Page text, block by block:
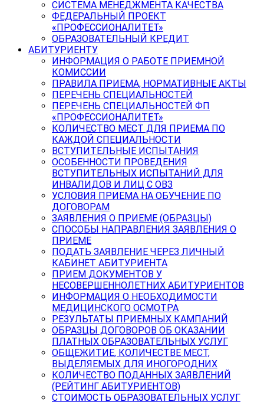
СИСТЕМА МЕНЕДЖМЕНТА КАЧЕСТВА
ФЕДЕРАЛЬНЫЙ ПРОЕКТ
«ПРОФЕССИОНАЛИТЕТ»
ОБРАЗОВАТЕЛЬНЫЙ КРЕДИТ
АБИТУРИЕНТУ
ИНФОРМАЦИЯ О РАБОТЕ ПРИЕМНОЙ
КОМИССИИ
ПРАВИЛА ПРИЕМА, НОРМАТИВНЫЕ АКТЫ
ПЕРЕЧЕНЬ СПЕЦИАЛЬНОСТЕЙ
ПЕРЕЧЕНЬ СПЕЦИАЛЬНОСТЕЙ ФП
«ПРОФЕССИОНАЛИТЕТ»
КОЛИЧЕСТВО МЕСТ ДЛЯ ПРИЕМА ПО
КАЖДОЙ СПЕЦИАЛЬНОСТИ
ВСТУПИТЕЛЬНЫЕ ИСПЫТАНИЯ
ОСОБЕННОСТИ ПРОВЕДЕНИЯ
ВСТУПИТЕЛЬНЫХ ИСПЫТАНИЙ ДЛЯ
ИНВАЛИДОВ И ЛИЦ С ОВЗ
УСЛОВИЯ ПРИЕМА НА ОБУЧЕНИЕ ПО
ДОГОВОРАМ
ЗАЯВЛЕНИЯ О ПРИЕМЕ (ОБРАЗЦЫ)
СПОСОБЫ НАПРАВЛЕНИЯ ЗАЯВЛЕНИЯ О
ПРИЕМЕ
ПОДАТЬ ЗАЯВЛЕНИЕ ЧЕРЕЗ ЛИЧНЫЙ
КАБИНЕТ АБИТУРИЕНТА
ПРИЕМ ДОКУМЕНТОВ У
НЕСОВЕРШЕННОЛЕТНИХ АБИТУРИЕНТОВ
ИНФОРМАЦИЯ О НЕОБХОДИМОСТИ
МЕДИЦИНСКОГО ОСМОТРА
РЕЗУЛЬТАТЫ ПРИЕМНЫХ КАМПАНИЙ
ОБРАЗЦЫ ДОГОВОРОВ ОБ ОКАЗАНИИ
ПЛАТНЫХ ОБРАЗОВАТЕЛЬНЫХ УСЛУГ
ОБЩЕЖИТИЕ, КОЛИЧЕСТВЕ МЕСТ,
ВЫДЕЛЯЕМЫХ ДЛЯ ИНОГОРОДНИХ
КОЛИЧЕСТВО ПОДАННЫХ ЗАЯВЛЕНИЙ
(РЕЙТИНГ АБИТУРИЕНТОВ)
СТОИМОСТЬ ОБРАЗОВАТЕЛЬНЫХ УСЛУГ